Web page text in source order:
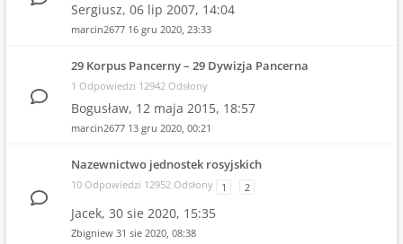
Sergiusz, 06 lip 2007, 14:04
marcin2677 16 gru 2020, 23:33
29 Korpus Pancerny – 29 Dywizja Pancerna
1 Odpowiedzi 12942 Odsłony
Bogusław, 12 maja 2015, 18:57
marcin2677 13 gru 2020, 00:21
Nazewnictwo jednostek rosyjskich
10 Odpowiedzi 12952 Odsłony 1 2
Jacek, 30 sie 2020, 15:35
Zbigniew 31 sie 2020, 08:38